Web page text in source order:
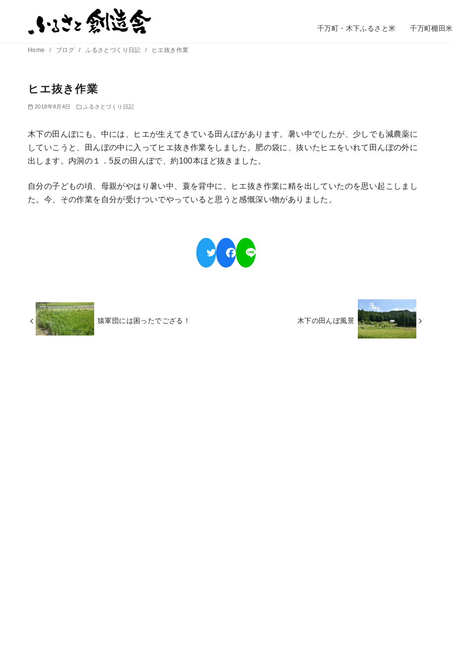
千万町・木下ふるさと米 千万町棚田米
Home ブログ ふるさとづくり日記 ヒエ抜き作業
ヒエ抜き作業
2018年8月4日 ふるさとづくり日記
木下の田んぼにも、中には、ヒエが生えてきている田んぼがあります。暑い中でしたが、少しでも減農薬に
していこうと、田んぼの中に入ってヒエ抜き作業をしました。肥の袋に、抜いたヒエをいれて田んぼの外に
出します。内洞の１．5反の田んぼで、約100本ほど抜きました。
自分の子どもの頃、母親がやはり暑い中、蓑を背中に、ヒエ抜き作業に精を出していたのを思い起こしまし
た。今、その作業を自分が受けついでやっていると思うと感慨深い物がありました。
猿軍団には困ったでござる！ 木下の田んぼ風景